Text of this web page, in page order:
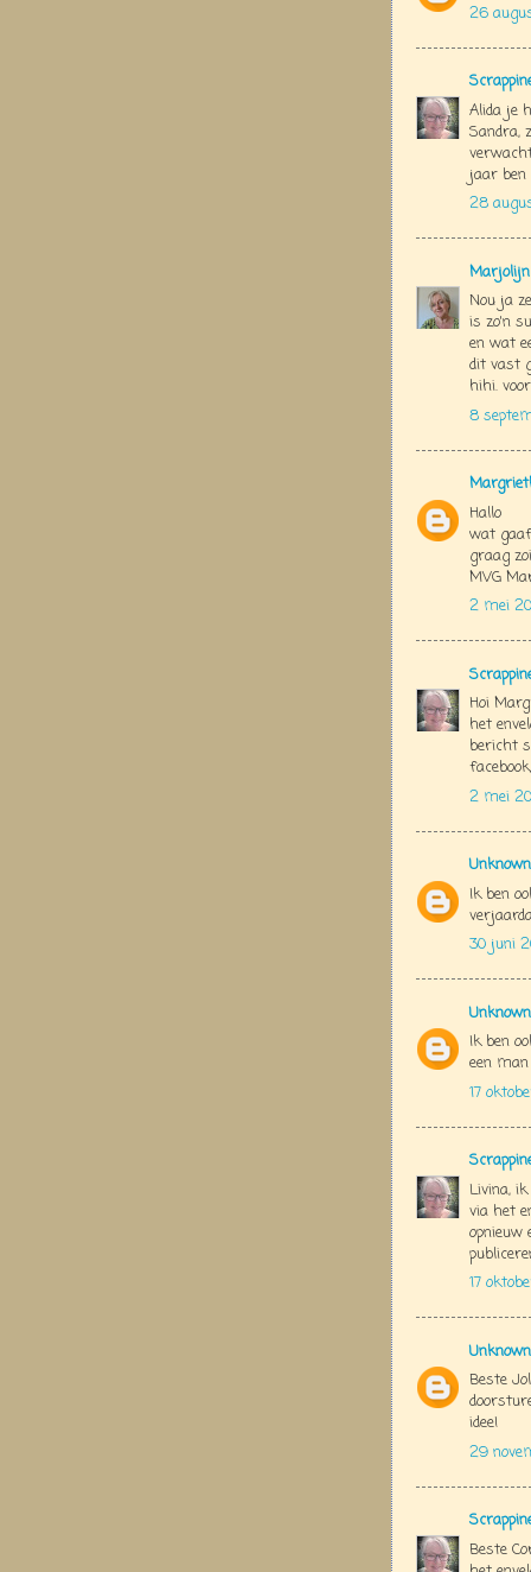
26
Alida je
Sandra,
jaar ben
28
Nou ja
is zo'n
en wat
dit vast
hihi.
8
Hallo
wat
graag
MVG
2 mei
Hoi
het
bericht
2 mei
Unknown
Ik ben
30 juni
Unknown
Ik ben
een
17
Livina,
via het
opnieuw
17
Unknown
Beste
idee!
29
Beste